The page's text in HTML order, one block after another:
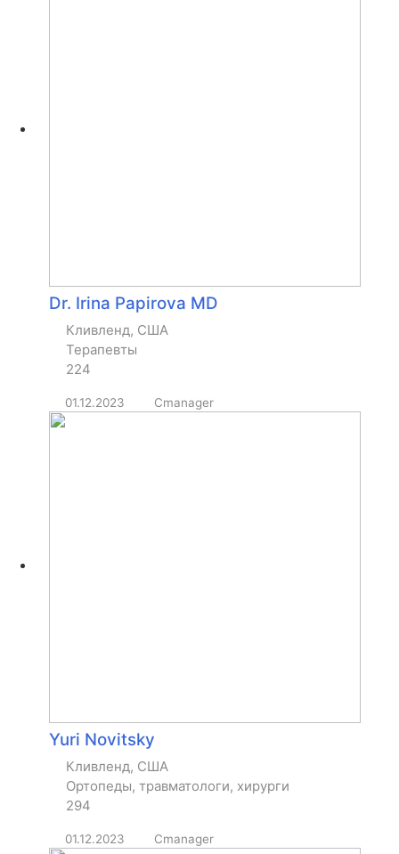
Dr. Irina Papirova MD
Кливленд, США
Терапевты
224
01.12.2023 Cmanager
Yuri Novitsky
Кливленд, США
Ортопеды, травматологи, хирурги
294
01.12.2023 Cmanager